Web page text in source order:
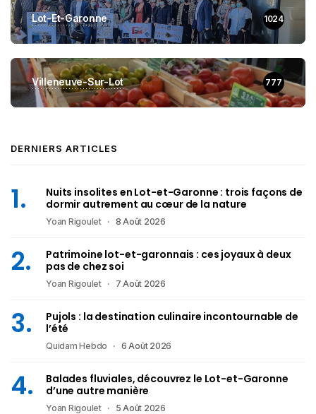
Lot-Et-Garonne 1024
Villeneuve-Sur-Lot 777
DERNIERS ARTICLES
Nuits insolites en Lot-et-Garonne : trois façons de
dormir autrement au cœur de la nature
Yoan Rigoulet 8 Août 2026
Patrimoine lot-et-garonnais : ces joyaux à deux
pas de chez soi
Yoan Rigoulet 7 Août 2026
Pujols : la destination culinaire incontournable de
l’été
Quidam Hebdo 6 Août 2026
Balades fluviales, découvrez le Lot-et-Garonne
d’une autre manière
Yoan Rigoulet 5 Août 2026